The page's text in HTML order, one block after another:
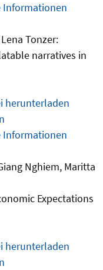
Informationen
Tonzer:
narratives in
herunterladen
Informationen
Nghiem, Maritta
Expectations
herunterladen